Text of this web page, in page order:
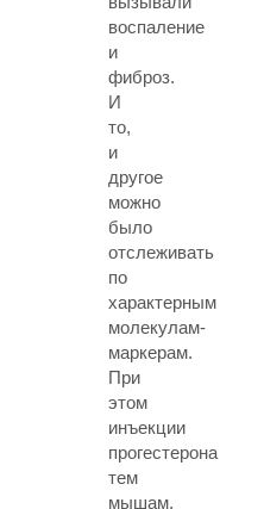
воспаление
и
фиброз.
И
то,
и
другое
можно
было
отслеживать
по
характерным
молекулам-
маркерам.
При
этом
инъекции
прогестерона
тем
мышам,